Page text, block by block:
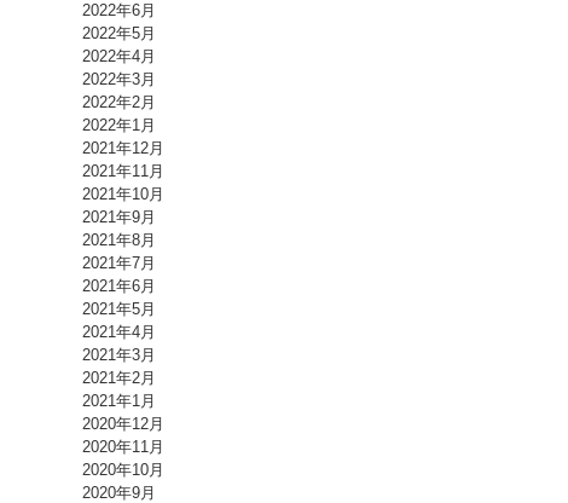
2022年6月
2022年5月
2022年4月
2022年3月
2022年2月
2022年1月
2021年12月
2021年11月
2021年10月
2021年9月
2021年8月
2021年7月
2021年6月
2021年5月
2021年4月
2021年3月
2021年2月
2021年1月
2020年12月
2020年11月
2020年10月
2020年9月